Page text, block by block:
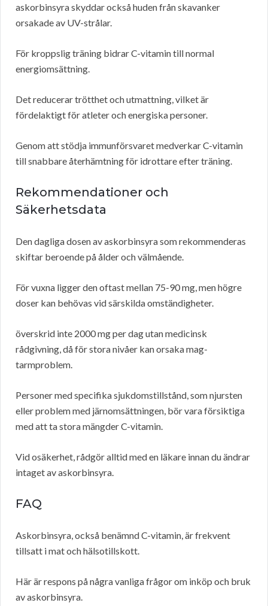
askorbinsyra skyddar också huden från skavanker
orsakade av UV-strålar.
För kroppslig träning bidrar C-vitamin till normal
energiomsättning.
Det reducerar trötthet och utmattning, vilket är
fördelaktigt för atleter och energiska personer.
Genom att stödja immunförsvaret medverkar C-vitamin
till snabbare återhämtning för idrottare efter träning.
Rekommendationer och
Säkerhetsdata
Den dagliga dosen av askorbinsyra som rekommenderas
skiftar beroende på ålder och välmående.
För vuxna ligger den oftast mellan 75-90 mg, men högre
doser kan behövas vid särskilda omständigheter.
överskrid inte 2000 mg per dag utan medicinsk
rådgivning, då för stora nivåer kan orsaka mag-
tarmproblem.
Personer med specifika sjukdomstillstånd, som njursten
eller problem med järnomsättningen, bör vara försiktiga
med att ta stora mängder C-vitamin.
Vid osäkerhet, rådgör alltid med en läkare innan du ändrar
intaget av askorbinsyra.
FAQ
Askorbinsyra, också benämnd C-vitamin, är frekvent
tillsatt i mat och hälsotillskott.
Här är respons på några vanliga frågor om inköp och bruk
av askorbinsyra.